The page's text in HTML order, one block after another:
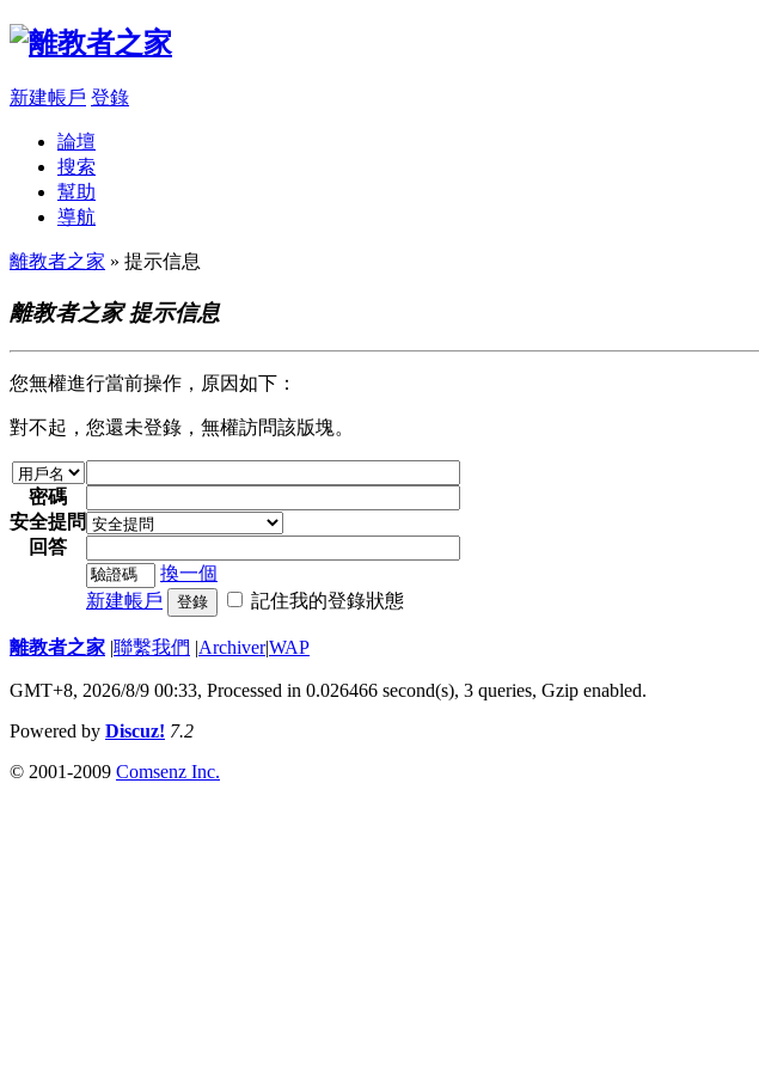
新建帳戶 登錄
論壇
搜索
幫助
導航
離教者之家 » 提示信息
離教者之家 提示信息
您無權進行當前操作，原因如下：
對不起，您還未登錄，無權訪問該版塊。
密碼
安全提問
回答
換一個
新建帳戶
登錄 記住我的登錄狀態
離教者之家 |聯繫我們 |Archiver|WAP
GMT+8, 2026/8/9 00:33, Processed in 0.026466 second(s), 3 queries, Gzip enabled.
Powered by Discuz! 7.2
© 2001-2009 Comsenz Inc.